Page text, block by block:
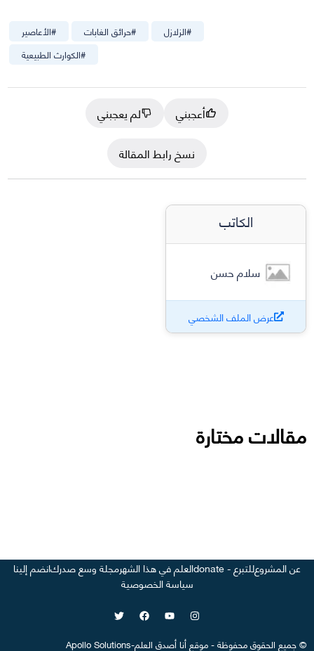
#الأعاصير #حرائق الغابات #الزلازل
#الكوارث الطبيعية
أعجبني
لم يعجبني
نسخ رابط المقالة
الكاتب
سلام حسن
عرض الملف الشخصي
مقالات مختارة
عن المشروعللتبرع - donate العلم في هذا الشهرمجلة وسع صدركانضم إلينا
سياسة الخصوصية
©جميع الحقوق محفوظة-موقعأنا أصدق العلم-
Apollo Solutions